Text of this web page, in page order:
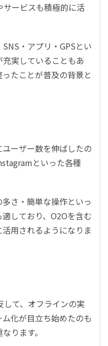
サービスも積極的に活
・アプリ・GPSとい
実していることもあ
たことが普及の背景と
ーザー数を伸ばしたの
といった各種
さ・簡単な操作といっ
しており、O2Oを含む
用されるようになりま
して、オフラインの実
化が目立ち始めたのも
ります。